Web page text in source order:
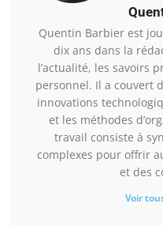
Quentin Barbier est
dix ans dans la
l’actualité, les savoirs
personnel. Il a couvert
innovations
et les méthodes
travail consiste à
complexes pour offrir
et des
Voir